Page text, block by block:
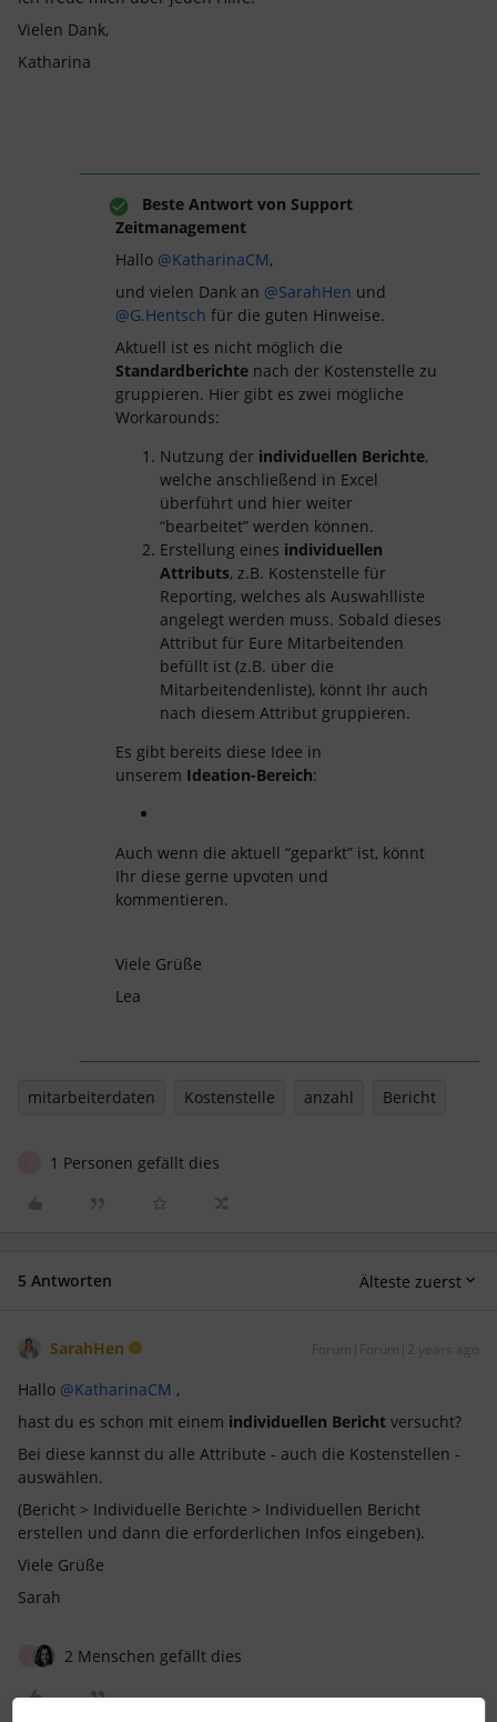
Vielen Dank,
Katharina
Beste Antwort von Support
Zeitmanagement
Hallo @KatharinaCM,
und vielen Dank an @SarahHen und
@G.Hentsch für die guten Hinweise.
Aktuell ist es nicht möglich die
Standardberichte nach der Kostenstelle zu
gruppieren. Hier gibt es zwei mögliche
Workarounds:
Nutzung der individuellen Berichte,
welche anschließend in Excel
überführt und hier weiter
“bearbeitet” werden können.
Erstellung eines individuellen
Attributs, z.B. Kostenstelle für
Reporting, welches als Auswahlliste
angelegt werden muss. Sobald dieses
Attribut für Eure Mitarbeitenden
befüllt ist (z.B. über die
Mitarbeitendenliste), könnt Ihr auch
nach diesem Attribut gruppieren.
Es gibt bereits diese Idee in
unserem Ideation-Bereich:
Auch wenn die aktuell “geparkt” ist, könnt
Ihr diese gerne upvoten und
kommentieren.
Viele Grüße
Lea
mitarbeiterdaten Kostenstelle anzahl Bericht
1 Personen gefällt dies
5 Antworten Älteste zuerst
SarahHen Forum|Forum|2 years ago
Hallo @KatharinaCM ,
hast du es schon mit einem individuellen Bericht versucht?
Bei diese kannst du alle Attribute - auch die Kostenstellen -
auswählen.
(Bericht > Individuelle Berichte > Individuellen Bericht
erstellen und dann die erforderlichen Infos eingeben).
Viele Grüße
Sarah
2 Menschen gefällt dies